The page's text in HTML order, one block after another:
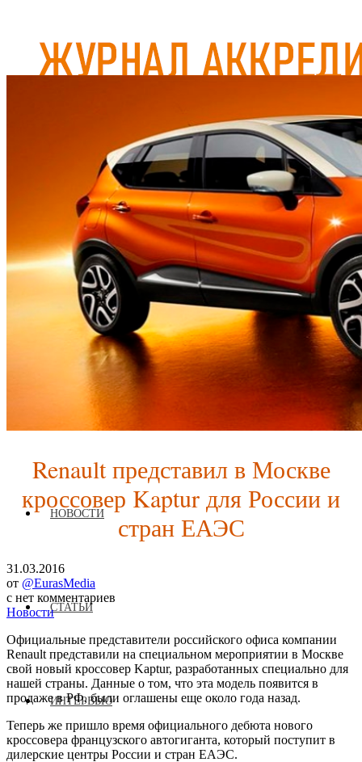
Журнал аккредитован при Евразийской Экономической
ГЛАВНАЯ
НОВОСТИ
СТАТЬИ
ИНТЕРВЬЮ
Renault представил в Москве
кроссовер Kaptur для России и
стран ЕАЭС
31.03.2016
от @EurasMedia
с нет комментариев
Новости
Официальные представители российского офиса компании
Renault представили на специальном мероприятии в Москве
свой новый кроссовер Kaptur, разработанных специально для
нашей страны. Данные о том, что эта модель появится в
продаже в РФ, были оглашены еще около года назад.
Теперь же пришло время официального дебюта нового
кроссовера французского автогиганта, который поступит в
дилерские центры России и стран ЕАЭС.